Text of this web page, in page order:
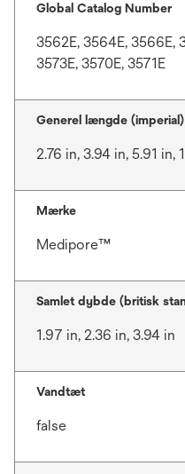
Global Catalog Number
3562E, 3564E, 3566E,
3573E, 3570E, 3571E
Generel længde (imperial)
2.76 in, 3.94 in, 5.91 in,
Mærke
Medipore™
Samlet dybde (britisk
1.97 in, 2.36 in, 3.94 in
Vandtæt
false